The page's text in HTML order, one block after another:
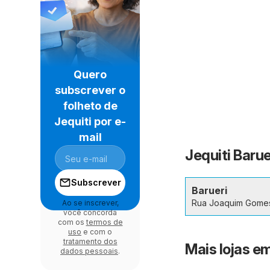
Jequiti
Barueri
Rua Joaquim
Mais lojas
Quero
subscrever o
folheto de
Jequiti por e-
mail
Subscrever
Ao se inscrever,
você concorda
com os termos de
uso e com o
tratamento dos
dados pessoais.